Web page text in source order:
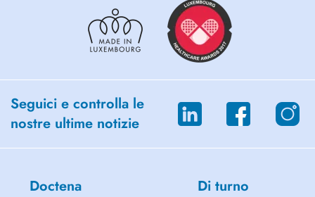
Seguici e controlla le
nostre ultime notizie
Doctena Di turno